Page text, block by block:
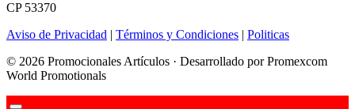
CP 53370
Aviso de Privacidad | Términos y Condiciones | Politicas
© 2026 Promocionales Artículos · Desarrollado por Promexcom
World Promotionals